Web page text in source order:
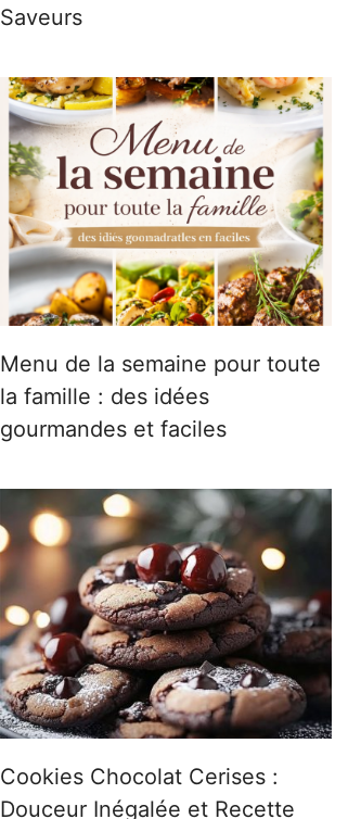
Saveurs
Menu de la semaine pour toute
la famille : des idées
gourmandes et faciles
Cookies Chocolat Cerises :
Douceur Inégalée et Recette